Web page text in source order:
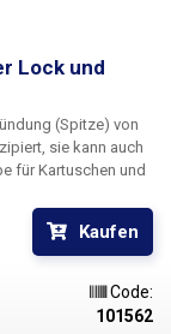
Lock und
(Spitze) von
sie kann auch
für Kartuschen und
Geeignet für
Kaufen
Code:
101562